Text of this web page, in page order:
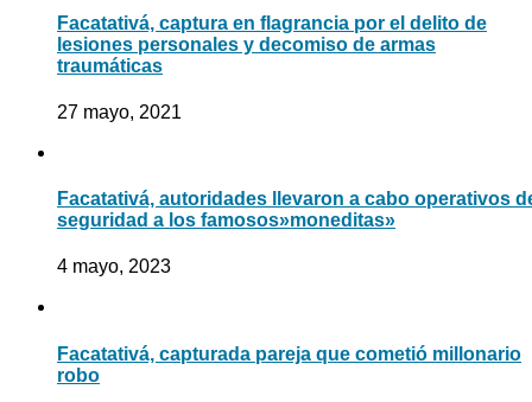
Facatativá, captura en flagrancia por el delito de
lesiones personales y decomiso de armas
traumáticas
27 mayo, 2021
Facatativá, autoridades llevaron a cabo operativos
seguridad a los famosos»moneditas»
4 mayo, 2023
Facatativá, capturada pareja que cometió millonario
robo